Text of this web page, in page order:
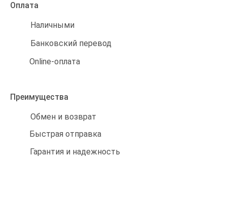
Оплата
Наличными
Банковский перевод
Online-оплата
Преимущества
Обмен и возврат
Быстрая отправка
Гарантия и надежность